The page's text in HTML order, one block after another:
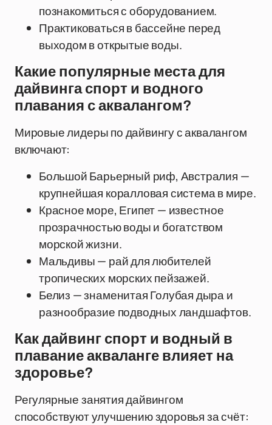
познакомиться с оборудованием.
Практиковаться в бассейне перед
выходом в открытые воды.
Какие популярные места для
дайвинга спорт и водного
плавания с аквалангом?
Мировые лидеры по дайвингу с аквалангом
включают:
Большой Барьерный риф, Австралия —
крупнейшая коралловая система в мире.
Красное море, Египет — известное
прозрачностью воды и богатством
морской жизни.
Мальдивы — рай для любителей
тропических морских пейзажей.
Белиз — знаменитая Голубая дыра и
разнообразие подводных ландшафтов.
Как дайвинг спорт и водный в
плавание акваланге влияет на
здоровье?
Регулярные занятия дайвингом
способствуют улучшению здоровья за счёт: